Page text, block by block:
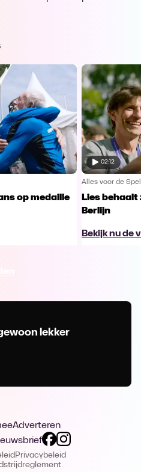
op medaille
02:12
Alles voor de
Lies
Berlijn
Bekijk nu de
lekker
Adverteren
Privacybeleid